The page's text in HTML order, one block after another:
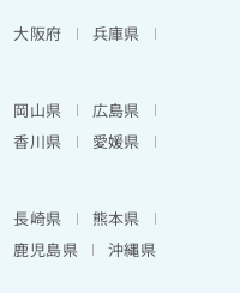
大阪府
兵庫県
岡山県
広島県
香川県
愛媛県
長崎県
熊本県
鹿児島県 沖縄県